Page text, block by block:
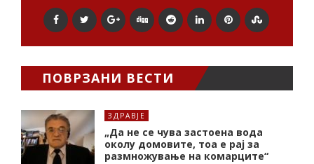
ПОВРЗАНИ ВЕСТИ
ЗДРАВЈЕ
„Да не се чува застоена вода
околу домовите, тоа е рај за
размножување на комарците“